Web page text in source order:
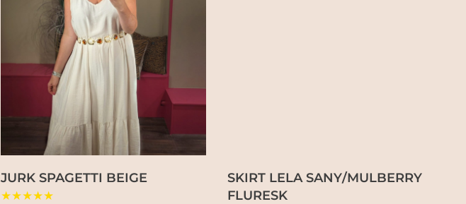
JURK SPAGETTI BEIGE
★★★★★
SKIRT LELA SANY/MULBERRY
FLURESK